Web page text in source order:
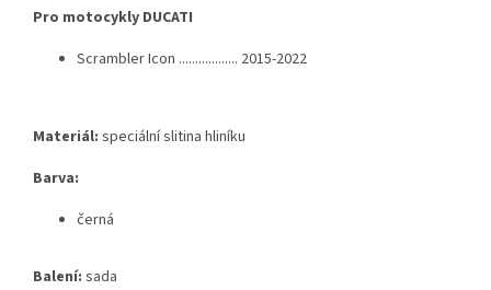
Pro motocykly DUCATI
Scrambler Icon .................. 2015-2022
Materiál: speciální slitina hliníku
Barva:
černá
Balení: sada